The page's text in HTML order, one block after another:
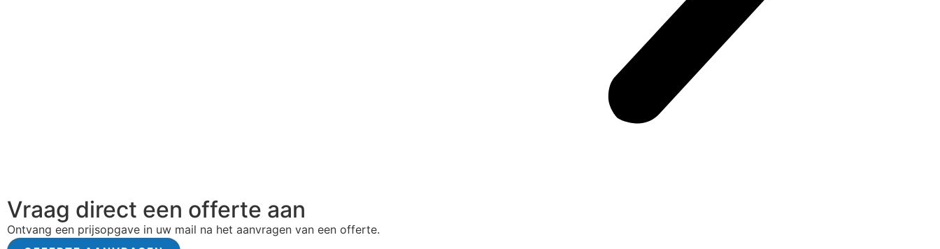
Vraag direct een offerte aan
Ontvang een prijsopgave in uw mail na het aanvragen van een offerte.